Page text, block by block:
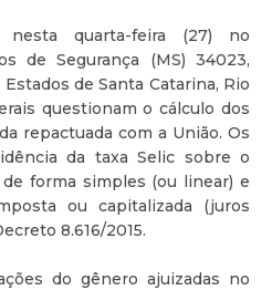
quarta-feira (27) no
de Segurança (MS) 34023,
Estados de Santa Catarina, Rio
questionam o cálculo dos
repactuada com a União. Os
da taxa Selic sobre o
forma simples (ou linear) e
ou capitalizada (juros
8.616/2015.
do gênero ajuizadas no